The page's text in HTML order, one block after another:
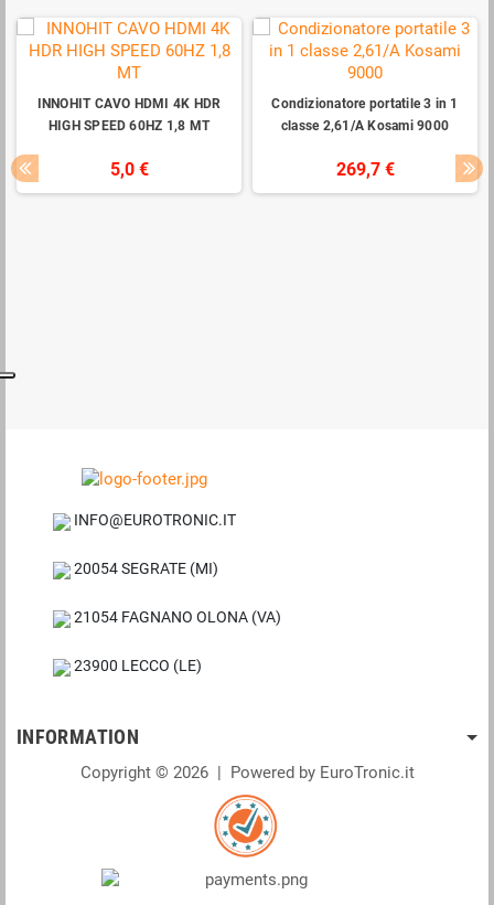
INNOHIT CAVO HDMI 4K HDR
HIGH SPEED 60HZ 1,8 MT
5,0 €
Condizionatore portatile 3 in 1
classe 2,61/A Kosami 9000
269,7 €
INFO@EUROTRONIC.IT
20054 SEGRATE (MI)
21054 FAGNANO OLONA (VA)
23900 LECCO (LE)
INFORMATION
Copyright © 2026 | Powered by EuroTronic.it